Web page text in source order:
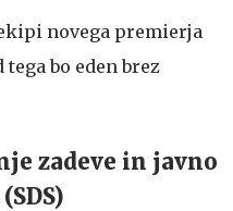
novega premierja
tega bo eden brez
zadeve in javno